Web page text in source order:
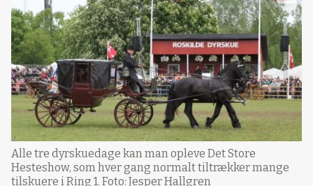
Alle tre dyrskuedage kan man opleve Det Store
Hesteshow, som hver gang normalt tiltrækker mange
tilskuere i Ring 1. Foto: Jesper Hallgren